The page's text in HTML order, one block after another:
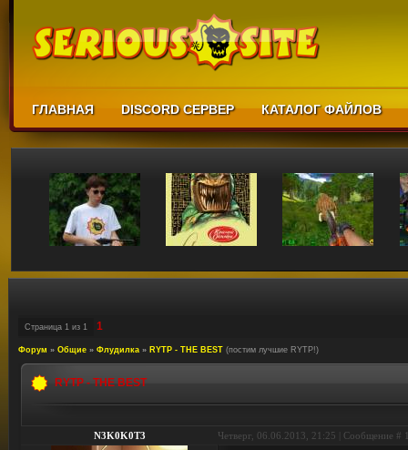
ГЛАВНАЯ DISCORD СЕРВЕР КАТАЛОГ ФАЙЛОВ
Страница 1 из 1 1
Форум » Общие » Флудилка » RYTP - THE BEST (постим лучшие RYTP!)
RYTP - THE BEST
N3K0K0T3 Четверг, 06.06.2013, 21:25 | Сообщение #